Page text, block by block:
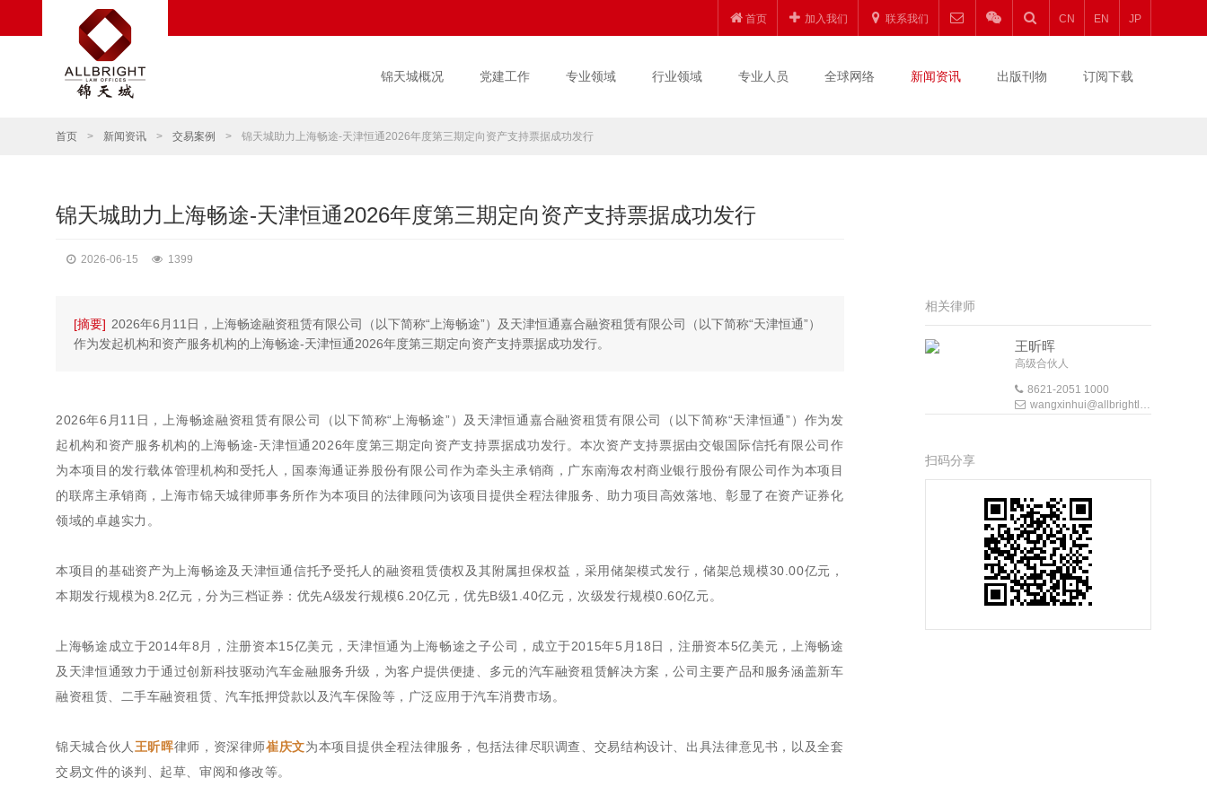
首页 加入我们 联系我们 CN EN JP
锦天城概况 党建工作 专业领域 行业领域 专业人员 全球网络 新闻资讯 出版刊物 订阅下载
首页 > 新闻资讯 > 交易案例 > 锦天城助力上海畅途-天津恒通2026年度第三期定向资产支持票据成功发行
锦天城助力上海畅途-天津恒通2026年度第三期定向资产支持票据成功发行
2026-06-15 1399
[摘要] 2026年6月11日，上海畅途融资租赁有限公司（以下简称“上海畅途”）及天津恒通嘉合融资租赁有限公司（以下简称“天津恒通”）
作为发起机构和资产服务机构的上海畅途-天津恒通2026年度第三期定向资产支持票据成功发行。
2026年6月11日，上海畅途融资租赁有限公司（以下简称“上海畅途”）及天津恒通嘉合融资租赁有限公司（以下简称“天津恒通”）作为发
起机构和资产服务机构的上海畅途-天津恒通2026年度第三期定向资产支持票据成功发行。本次资产支持票据由交银国际信托有限公司作
为本项目的发行载体管理机构和受托人，国泰海通证券股份有限公司作为牵头主承销商，广东南海农村商业银行股份有限公司作为本项目
的联席主承销商，上海市锦天城律师事务所作为本项目的法律顾问为该项目提供全程法律服务、助力项目高效落地、彰显了在资产证券化
领域的卓越实力。
本项目的基础资产为上海畅途及天津恒通信托予受托人的融资租赁债权及其附属担保权益，采用储架模式发行，储架总规模30.00亿元，
本期发行规模为8.2亿元，分为三档证券：优先A级发行规模6.20亿元，优先B级1.40亿元，次级发行规模0.60亿元。
上海畅途成立于2014年8月，注册资本15亿美元，天津恒通为上海畅途之子公司，成立于2015年5月18日，注册资本5亿美元，上海畅途
及天津恒通致力于通过创新科技驱动汽车金融服务升级，为客户提供便捷、多元的汽车融资租赁解决方案，公司主要产品和服务涵盖新车
融资租赁、二手车融资租赁、汽车抵押贷款以及汽车保险等，广泛应用于汽车消费市场。
锦天城合伙人 王昕晖律师，资深律师崔庆文为本项目提供全程法律服务，包括法律尽职调查、交易结构设计、出具法律意见书，以及全套
交易文件的谈判、起草、审阅和修改等。
相关律师
王昕晖
高级合伙人
8621-2051 1000
wangxinhui@allbrightlaw.com
扫码分享